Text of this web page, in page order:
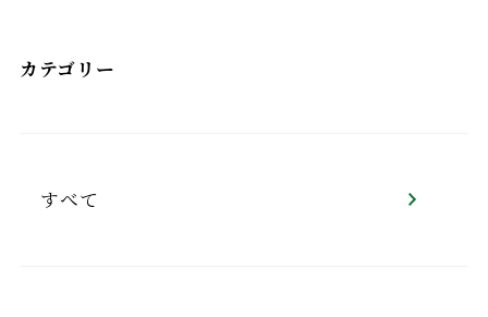
カテゴリー
すべて